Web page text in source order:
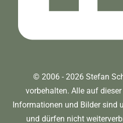
© 2006 - 2026 Stefan
vorbehalten. Alle auf
Informationen und Bilder sind
und dürfen nicht